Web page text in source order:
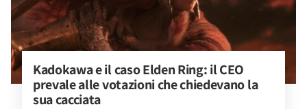
Kadokawa e il caso Elden Ring: il CEO
prevale alle votazioni che chiedevano la
sua cacciata